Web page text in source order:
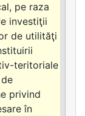
pe raza
investiţii
de utilităţi
teritoriale
privind
în